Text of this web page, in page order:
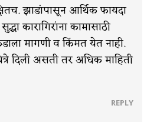
झाडांपासून आर्थिक फायदा
कारागिरांना कामासाठी
मागणी व किंमत येत नाही.
दिली असती तर अधिक माहिती
REPLY